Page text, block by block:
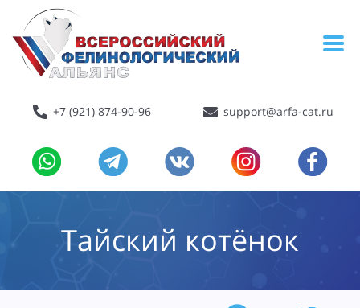
+7 (921) 874-90-96 support@arfa-cat.ru
Тайский котёнок